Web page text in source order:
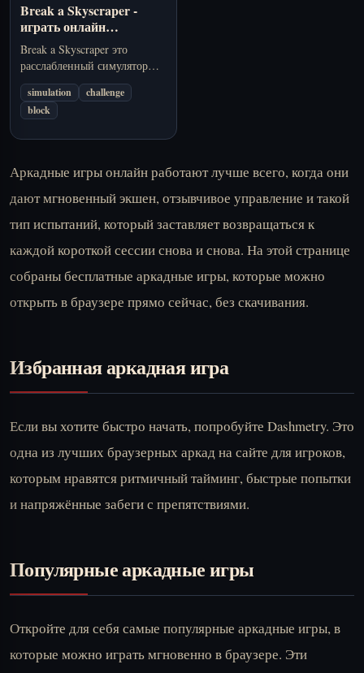
Break a Skyscraper -
играть онлайн
бесплатно
Break a Skyscraper это
расслабленный симулятор
разрушения, где вы качаете
силу, ломаете небоскребы
этаж за этажом, собираете
simulation
challenge
block
Аркадные игры онлайн работают лучше всего, когда они
дают мгновенный экшен, отзывчивое управление и такой
тип испытаний, который заставляет возвращаться к
каждой короткой сессии снова и снова. На этой странице
собраны бесплатные аркадные игры, которые можно
открыть в браузере прямо сейчас, без скачивания.
Избранная аркадная игра
Если вы хотите быстро начать, попробуйте Dashmetry. Это
одна из лучших браузерных аркад на сайте для игроков,
которым нравятся ритмичный тайминг, быстрые попытки
и напряжённые забеги с препятствиями.
Популярные аркадные игры
Откройте для себя самые популярные аркадные игры, в
которые можно играть мгновенно в браузере. Эти